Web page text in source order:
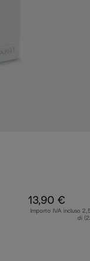
13,90 €
Importo IVA incluso
di